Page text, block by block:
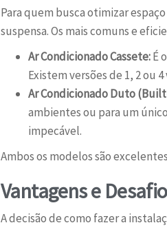
Para quem busca otimizar
suspensa. Os mais comuns e
Ar Condicionado Cassete:É
Existem versões de 1, 2
Ar Condicionado Duto
ambientes ou para um
impecável.
Ambos os modelos são
Vantagens e
A decisão de como fazer a